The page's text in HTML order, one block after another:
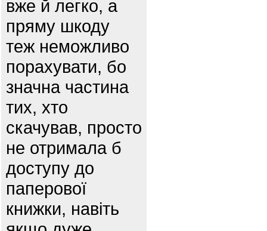
вже й легко, а
пряму шкоду
теж неможливо
порахувати, бо
значна частина
тих, хто
скачував, просто
не отримала б
доступу до
паперової
книжки, навіть